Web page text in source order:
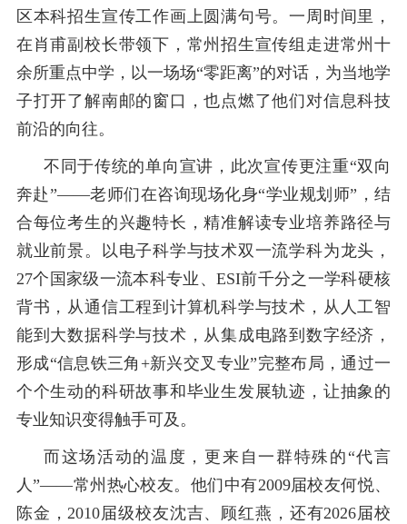
区本科招生宣传工作画上圆满句号。一周时间里，
在肖甫副校长带领下，常州招生宣传组走进常州十
余所重点中学，以一场场“零距离”的对话，为当地学
子打开了解南邮的窗口，也点燃了他们对信息科技
前沿的向往。
不同于传统的单向宣讲，此次宣传更注重“双向
奔赴”——老师们在咨询现场化身“学业规划师”，结
合每位考生的兴趣特长，精准解读专业培养路径与
就业前景。以电子科学与技术双一流学科为龙头，
27个国家级一流本科专业、ESI前千分之一学科硬核
背书，从通信工程到 计算机科学与技术，从 人工智
能到大数据科学与技术 ，从集成电路到数字经济 ，
形成“信息铁三角 +新兴交叉专业”完整布局，通过一
个个生动的科研故事和毕业生发展轨迹， 让抽象的
专业知识变得触手可及。
而这场活动的温度，更来自一群特殊的 “代言
人”——常州热心校友。 他们中有2009届校友何悦、
陈金，2010届级校友沈吉、顾红燕，还有2026届校